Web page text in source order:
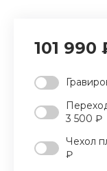
101 990
3 500 ₽
Чехол
₽